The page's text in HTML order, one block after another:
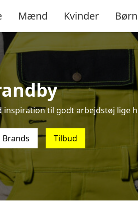
Mænd Kvinder Børn
til godt arbejdstøj lige
Brands Tilbud